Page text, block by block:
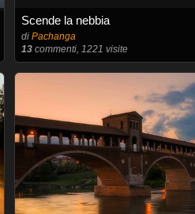
Scende la nebbia
di Pachanga
13commenti, 1221 visite